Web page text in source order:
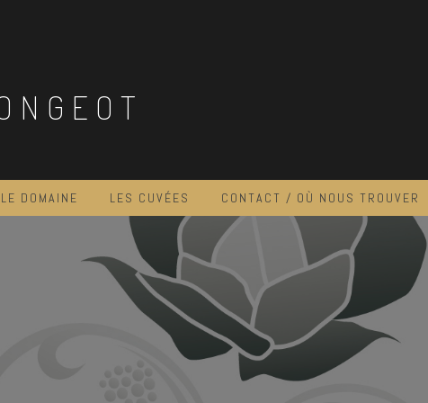
LE DOMAINE LES CUVÉES CONTACT / OÙ NOUS TROUVER